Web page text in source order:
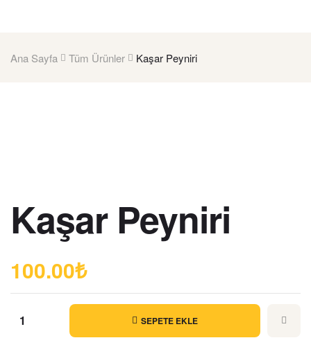
Ana Sayfa Tüm Ürünler Kaşar Peyniri
Kaşar Peyniri
100.00₺
SEPETE EKLE